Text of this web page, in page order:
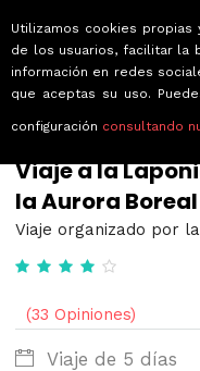
← Volver a Circuitos por
Viaje a la
la Aurora Boreal
Viaje organizado por
(33 Opiniones)
Viaje de 5 días
Utilizamos cookies propias
de los usuarios, facilitar la
información en redes
que aceptas su uso.
configuración consultando